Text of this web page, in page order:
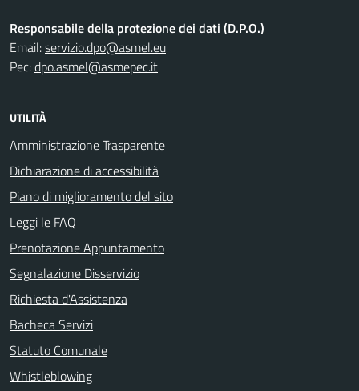
Responsabile della protezione dei dati (D.P.O.)
Email:servizio.dpo@asmel.eu
Pec:dpo.asmel@asmepec.it
UTILITÀ
Amministrazione Trasparente
Dichiarazione di accessibilità
Piano di miglioramento del sito
Leggi le FAQ
Prenotazione Appuntamento
Segnalazione Disservizio
Richiesta d'Assistenza
Bacheca Servizi
Statuto Comunale
Whistleblowing